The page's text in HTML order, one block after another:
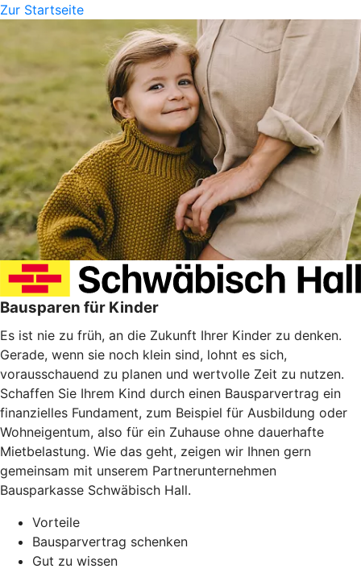
Zur Startseite
Bausparen für Kinder
Es ist nie zu früh, an die Zukunft Ihrer Kinder zu denken.
Gerade, wenn sie noch klein sind, lohnt es sich,
vorausschauend zu planen und wertvolle Zeit zu nutzen.
Schaffen Sie Ihrem Kind durch einen Bausparvertrag ein
finanzielles Fundament, zum Beispiel für Ausbildung oder
Wohneigentum, also für ein Zuhause ohne dauerhafte
Mietbelastung. Wie das geht, zeigen wir Ihnen gern
gemeinsam mit unserem Partnerunternehmen
Bausparkasse Schwäbisch Hall.
Vorteile
Bausparvertrag schenken
Gut zu wissen